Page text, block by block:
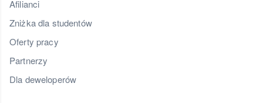
Afilianci
Zniżka dla studentów
Oferty pracy
Partnerzy
Dla deweloperów